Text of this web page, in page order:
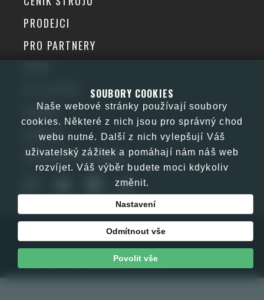
PRODEJCI
PRO PARTNERY
PŘÍBĚH
KONTAKT
OBCHODNÍ PODMÍNKY
Copyright © JJM 2026
Web by E-kom promotion s.r.o.
SOUBORY COOKIES
Naše webové stránky používají soubory
cookies. Některé z nich jsou pro správný chod
webu nutné. Další z nich vylepšují Váš
uživatelský zážitek a pomáhají nám náš web
rozvíjet. Váš výběr budete moci kdykoliv
změnit.
Nastavení
Odmítnout vše
Povolit vše